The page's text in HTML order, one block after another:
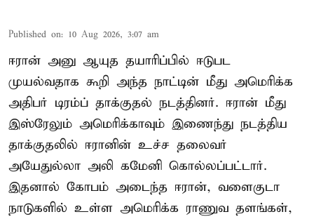
Published on: 10 Aug 2026, 3:07 am
ஈரான் அனு ஆயுத தயாரிப்பில் ஈடுபட
முயல்வதாக கூறி அந்த நாட்டின் மீது அமெரிக்க
அதிபர் டிரம்ப் தாக்குதல் நடத்தினர். ஈரான் மீது
இஸ்ரேலும் அமெரிக்காவும் இணைந்து நடத்திய
தாக்குதலில் ஈரானின் உச்ச தலைவர்
அயேதுல்லா அலி கமேனி கொல்லப்பட்டார்.
இதனால் கோபம் அடைந்த ஈரான், வளைகுடா
நாடுகளில் உள்ள அமெரிக்க ராணுவ தளங்கள்,